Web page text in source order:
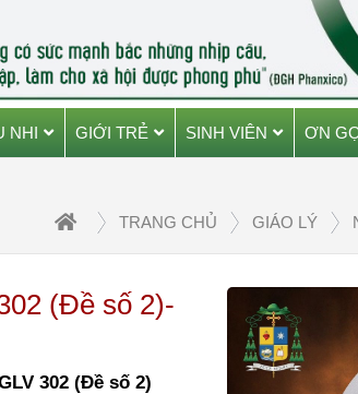
NHI GIỚI TRẺ SINH VIÊN ƠN
TRANG CHỦ GIÁO LÝ
(Đề số 2)-
302 (Đề số 2)